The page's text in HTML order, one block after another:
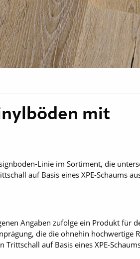
mit
Linie im Sortiment, die
auf Basis eines XPE-Schaums
Angaben zufolge ein Produkt für
die die ohnehin hochwertige
auf Basis eines XPE-